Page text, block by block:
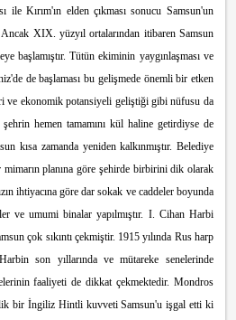
ile Kırım'ın elden çıkması sonucu Samsun'un
XIX. yüzyıl ortalarından itibaren Samsun
başlamıştır. Tütün ekiminin yaygınlaşması ve
de başlaması bu gelişmede önemli bir etken
ve ekonomik potansiyeli geliştiği gibi nüfusu da
şehrin hemen tamamını kül haline getirdiyse de
kısa zamanda yeniden kalkınmıştır. Belediye
mimarın planına göre şehirde birbirini dik olarak
ihtiyacına göre dar sokak ve caddeler boyunda
ve umumi binalar yapılmıştır. I. Cihan Harbi
çok sıkıntı çekmiştir. 1915 yılında Rus harp
son yıllarında ve mütareke senelerinde
faaliyeti de dikkat çekmektedir. Mondros
bir İngiliz Hintli kuvveti Samsun'u işgal etti ki